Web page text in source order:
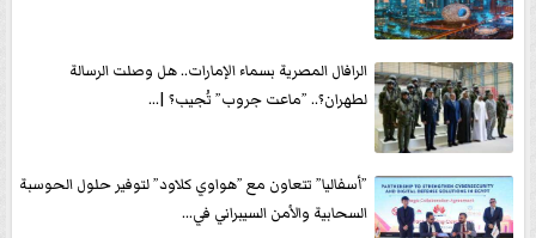
الرافال المصرية بسماء الإمارات.. هل وصلت الرسالة
لطهران؟.. ”ماعت جروب” تُجيب؟ |...
”أسفاليا” تتعاون مع ”هواوي كلاود” لتوفير حلول الحوسبة
السحابية والأمن السيبراني في...